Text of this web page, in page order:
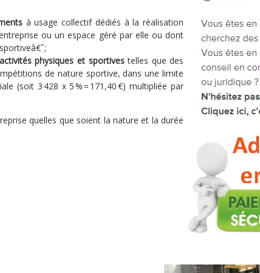
à usage collectif dédiés à la réalisation
ou un espace géré par elle ou dont
physiques et sportivestelles que des
de nature sportive, dans une limite
(soit 3 428 x 5 % = 171,40 €) multipliée par
quelles que soient la nature et la durée